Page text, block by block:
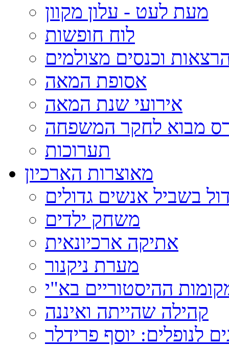
מעת לעט - עלון מקוון
לוח חופשות
וכנסים מצולמים
אסופת המאה
אירועי שנת המאה
מבוא לחקר המשפחה
תערוכות
מאוצרות הארכיון
בשביל אנשים גדולים
משחק ילדים
אתיקה ארכיונאית
מערת ניקנור
ההיסטוריים בא"י
קהילה שהייתה ואיננה
לנופלים: יוסף פרידלר